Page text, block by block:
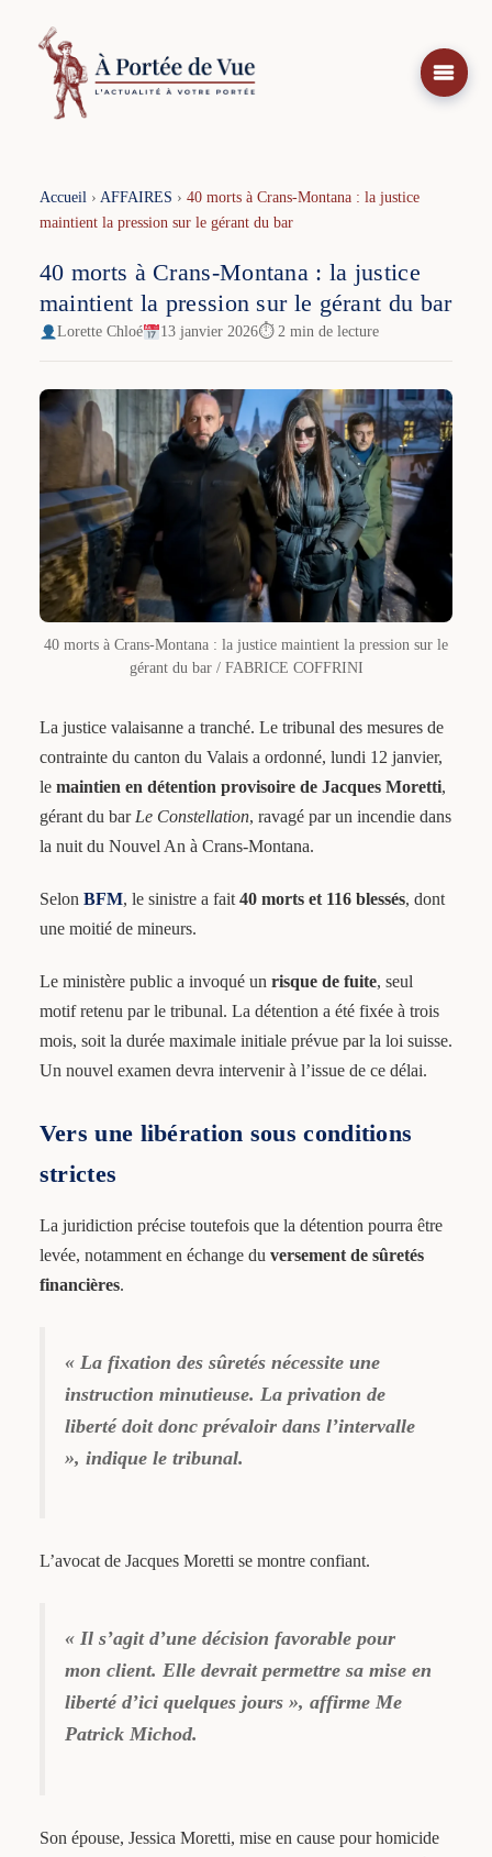
contenu
Accueil› AFFAIRES › 40 morts à Crans-Montana : la justice
maintient la pression sur le gérant du bar
40 morts à Crans-Montana : la justice
maintient la pression sur le gérant du bar
Lorette Chloé 13 janvier 2026⏱ 2 min de lecture
40 morts à Crans-Montana : la justice maintient la pression sur le
gérant du bar / FABRICE COFFRINI
La justice valaisanne a tranché. Le tribunal des mesures de
contrainte du canton du Valais a ordonné, lundi 12 janvier,
le maintien en détention provisoire de Jacques Moretti,
gérant du bar Le Constellation, ravagé par un incendie dans
la nuit du Nouvel An à Crans-Montana.
Selon BFM, le sinistre a fait 40 morts et 116 blessés, dont
une moitié de mineurs.
Le ministère public a invoqué un risque de fuite, seul
motif retenu par le tribunal. La détention a été fixée à trois
mois, soit la durée maximale initiale prévue par la loi suisse.
Un nouvel examen devra intervenir à l’issue de ce délai.
Vers une libération sous conditions
strictes
La juridiction précise toutefois que la détention pourra être
levée, notamment en échange du versement de sûretés
financières.
« La fixation des sûretés nécessite une
instruction minutieuse. La privation de
liberté doit donc prévaloir dans l’intervalle
», indique le tribunal.
L’avocat de Jacques Moretti se montre confiant.
« Il s’agit d’une décision favorable pour
mon client. Elle devrait permettre sa mise en
liberté d’ici quelques jours », affirme Me
Patrick Michod.
Son épouse, Jessica Moretti, mise en cause pour homicide